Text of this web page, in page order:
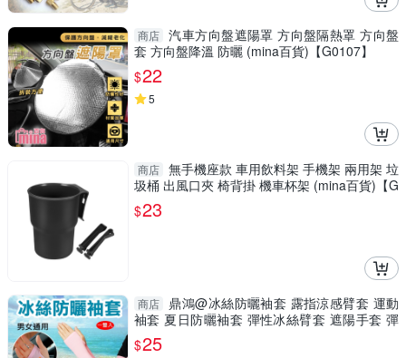
商店 汽車方向盤遮陽罩 方向盤隔熱罩 方向盤
套 方向盤降溫 防曬 (mina百貨)【G0107】
$22
5
商店 無手機座款 車用飲料架 手機架 兩用架 垃
圾桶 出風口夾 椅背掛 機車杯架 (mina百貨)【G
0119】
$23
商店
鼎鴻@冰絲防曬袖套 露指涼感臂套 運動
袖套 夏日防曬袖套 彈性冰絲臂套 遮陽手套 彈
力護手袖
$25